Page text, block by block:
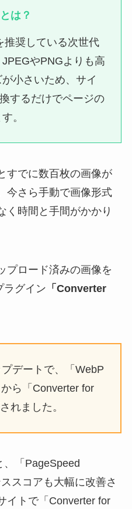
は？
推奨している次世代
やPNGよりも高
小さいため、サイ
するだけでページの
。
すでに数百枚の画像が
今さら手動で画像形式
く時間と手間がかかり
プロード済みの画像を
ラグイン 「Converter
デートで、「WebP
ら「Converter for
れました。
「PageSpeed
スコアも大幅に改善さ
イトで「Converter for